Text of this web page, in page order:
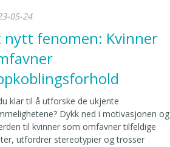
05-24
nytt fenomen: Kvinner
klar til å utforske de ukjente
Dykk ned i motivasjonen og
til kvinner som omfavner tilfeldige
utfordrer stereotypier og trosser